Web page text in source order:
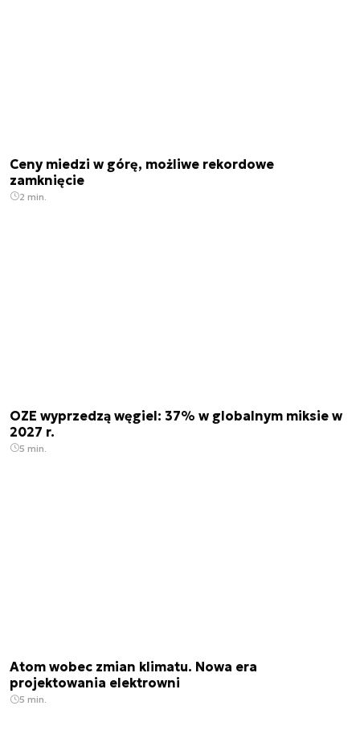
Ceny miedzi w górę, możliwe rekordowe
zamknięcie
2 min.
OZE wyprzedzą węgiel: 37% w globalnym miksie w
2027 r.
5 min.
Atom wobec zmian klimatu. Nowa era
projektowania elektrowni
5 min.